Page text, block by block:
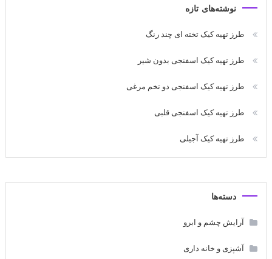
نوشته‌های تازه
طرز تهیه کیک تخته ای چند رنگ
طرز تهیه کیک اسفنجی بدون شیر
طرز تهیه کیک اسفنجی دو تخم مرغی
طرز تهیه کیک اسفنجی قلبی
طرز تهیه کیک آجیلی
دسته‌ها
آرایش چشم و ابرو
آشپزی و خانه داری